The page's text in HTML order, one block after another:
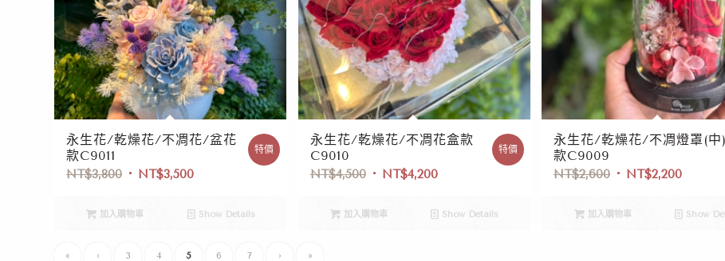
永生花/乾燥花/不凋花/盆花
款C9011
NT$3,800 NT$3,500
特價
加入購物車
永生花/乾燥花/不凋花盒款
C9010
NT$ 4,500 NT$ 4,200
特價
加入購物車
永生花/乾燥花/不凋燈罩(中)
款C9009
NT$2,600 NT$2,200
加入購物車